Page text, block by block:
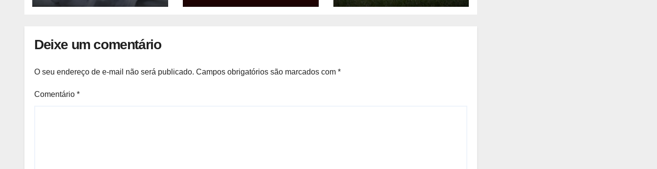
Manaus
milhões
Deixe um comentário
O seu endereço de e-mail não será publicado. Campos obrigatórios são marcados com *
Comentário *